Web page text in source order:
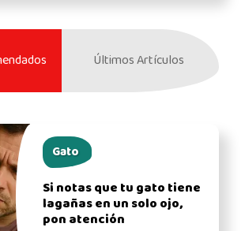
Últimos Artículos
Gato
Si notas que tu gato tiene
lagañas en un solo ojo,
pon atención